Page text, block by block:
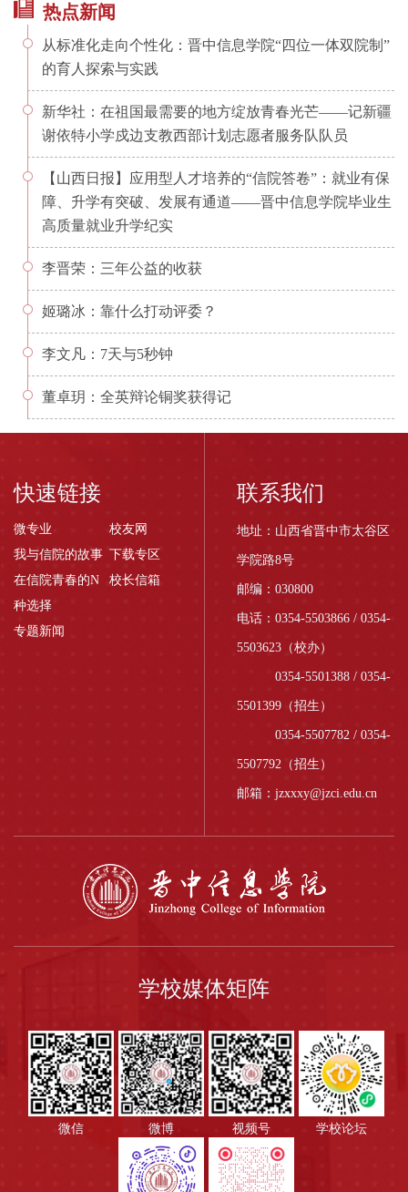
热点新闻
从标准化走向个性化：晋中信息学院“四位一体双院制”
的育人探索与实践
新华社：在祖国最需要的地方绽放青春光芒——记新疆
谢依特小学戍边支教西部计划志愿者服务队队员
【山西日报】应用型人才培养的“信院答卷”：就业有保
障、升学有突破、发展有通道——晋中信息学院毕业生
高质量就业升学纪实
李晋荣：三年公益的收获
姬璐冰：靠什么打动评委？
李文凡：7天与5秒钟
董卓玥：全英辩论铜奖获得记
快速链接
微专业
校友网
我与信院的故事 下载专区
在信院青春的N
种选择
校长信箱
专题新闻
联系我们
地址：山西省晋中市太谷区
学院路8号
邮编：030800
电话：0354-5503866 / 0354-
5503623（校办）
0354-5501388 / 0354-
5501399（招生）
0354-5507782 / 0354-
5507792（招生）
邮箱：jzxxxy@jzci.edu.cn
学校媒体矩阵
微信 微博 视频号 学校论坛